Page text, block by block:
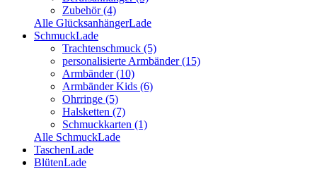
Zubehör (4)
Alle GlücksanhängerLade
SchmuckLade
Trachtenschmuck (5)
personalisierte Armbänder (15)
Armbänder (10)
Armbänder Kids (6)
Ohrringe (5)
Halsketten (7)
Schmuckkarten (1)
Alle SchmuckLade
TaschenLade
BlütenLade